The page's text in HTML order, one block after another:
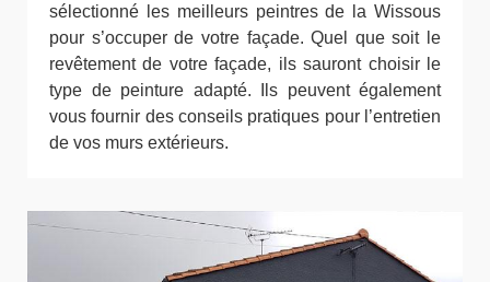
sélectionné les meilleurs peintres de la Wissous
pour s’occuper de votre façade. Quel que soit le
revêtement de votre façade, ils sauront choisir le
type de peinture adapté. Ils peuvent également
vous fournir des conseils pratiques pour l’entretien
de vos murs extérieurs.